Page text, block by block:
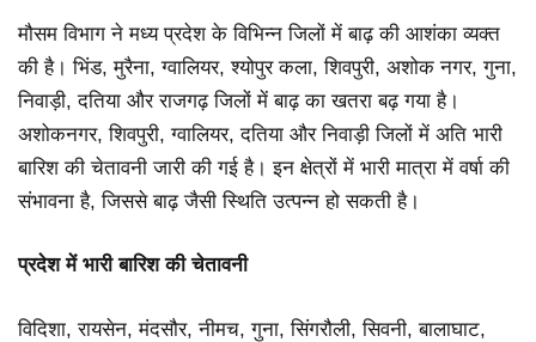
मौसम विभाग ने मध्य प्रदेश के विभिन्न जिलों में बाढ़ की आशंका व्यक्त
की है। भिंड, मुरैना, ग्वालियर, श्योपुर कला, शिवपुरी, अशोक नगर, गुना,
निवाड़ी, दतिया और राजगढ़ जिलों में बाढ़ का खतरा बढ़ गया है।
अशोकनगर, शिवपुरी, ग्वालियर, दतिया और निवाड़ी जिलों में अति भारी
बारिश की चेतावनी जारी की गई है। इन क्षेत्रों में भारी मात्रा में वर्षा की
संभावना है, जिससे बाढ़ जैसी स्थिति उत्पन्न हो सकती है।
प्रदेश में भारी बारिश की चेतावनी
विदिशा, रायसेन, मंदसौर, नीमच, गुना, सिंगरौली, सिवनी, बालाघाट,